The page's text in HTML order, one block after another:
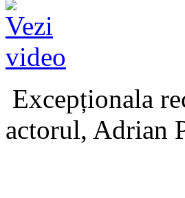
Excepționala
actorul, Adrian